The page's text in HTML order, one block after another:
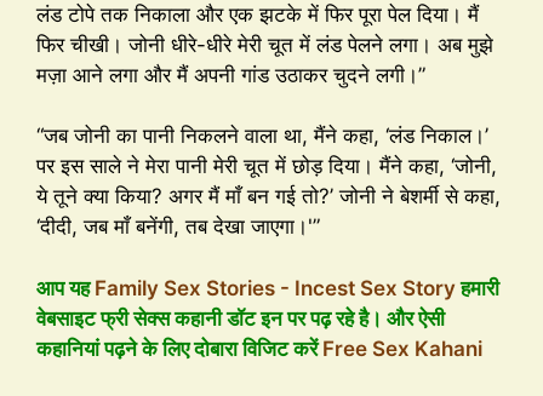
लंड टोपे तक निकाला और एक झटके में फिर पूरा पेल दिया। मैं
फिर चीखी। जोनी धीरे-धीरे मेरी चूत में लंड पेलने लगा। अब मुझे
मज़ा आने लगा और मैं अपनी गांड उठाकर चुदने लगी।”
“जब जोनी का पानी निकलने वाला था, मैंने कहा, ‘लंड निकाल।’
पर इस साले ने मेरा पानी मेरी चूत में छोड़ दिया। मैंने कहा, ‘जोनी,
ये तूने क्या किया? अगर मैं माँ बन गई तो?’ जोनी ने बेशर्मी से कहा,
‘दीदी, जब माँ बनेंगी, तब देखा जाएगा।'”
आप यहFamily Sex Stories - Incest Sex Storyहमारी
वेबसाइट फ्री सेक्स कहानी डॉट इन पर पढ़ रहे है। और ऐसी
कहानियां पढ़ने के लिए दोबारा विजिट करेंFree Sex Kahani